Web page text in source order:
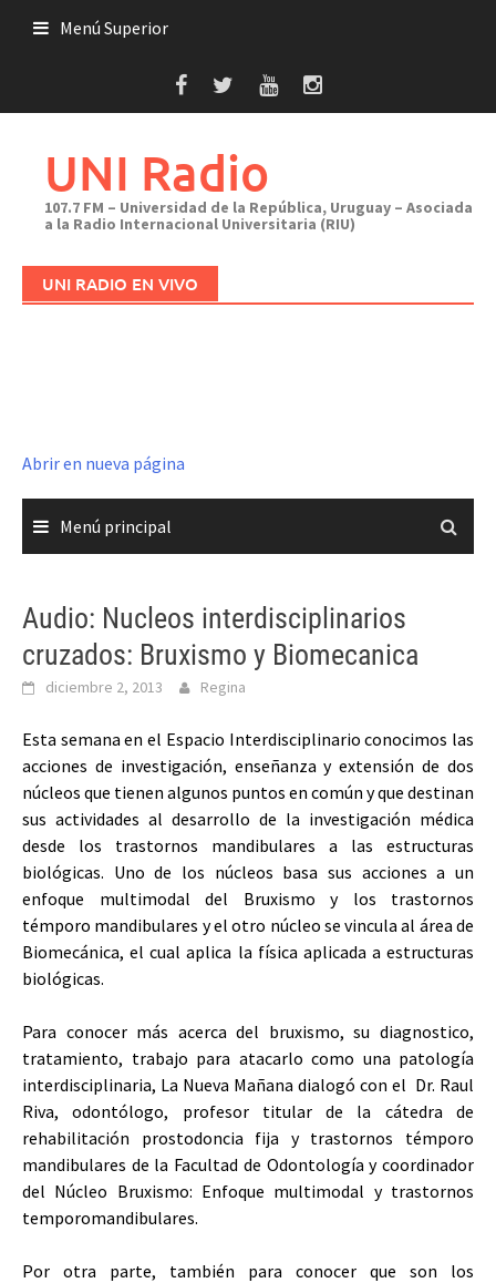
Menú Superior
UNI Radio
107.7 FM – Universidad de la República, Uruguay – Asociada
a la Radio Internacional Universitaria (RIU)
UNI RADIO EN VIVO
Abrir en nueva página
Menú principal
Audio: Nucleos interdisciplinarios
cruzados: Bruxismo y Biomecanica
diciembre 2, 2013 Regina
Esta semana en el Espacio Interdisciplinario conocimos las
acciones de investigación, enseñanza y extensión de dos
núcleos que tienen algunos puntos en común y que destinan
sus actividades al desarrollo de la investigación médica
desde los trastornos mandibulares a las estructuras
biológicas. Uno de los núcleos basa sus acciones a un
enfoque multimodal del Bruxismo y los trastornos
témporo mandibulares y el otro núcleo se vincula al área de
Biomecánica, el cual aplica la física aplicada a estructuras
biológicas.
Para conocer más acerca del bruxismo, su diagnostico,
tratamiento, trabajo para atacarlo como una patología
interdisciplinaria, La Nueva Mañana dialogó con el Dr. Raul
Riva, odontólogo, profesor titular de la cátedra de
rehabilitación prostodoncia fija y trastornos témporo
mandibulares de la Facultad de Odontología y coordinador
del Núcleo Bruxismo: Enfoque multimodal y trastornos
temporomandibulares.
Por otra parte, también para conocer que son los